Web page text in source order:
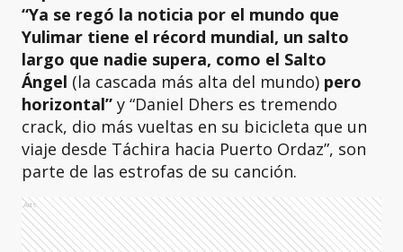
“Ya se regó la noticia por el mundo que
Yulimar tiene el récord mundial, un salto
largo que nadie supera, como el Salto
Ángel (la cascada más alta del mundo) pero
horizontal” y “Daniel Dhers es tremendo
crack, dio más vueltas en su bicicleta que un
viaje desde Táchira hacia Puerto Ordaz”, son
parte de las estrofas de su canción.
Ads